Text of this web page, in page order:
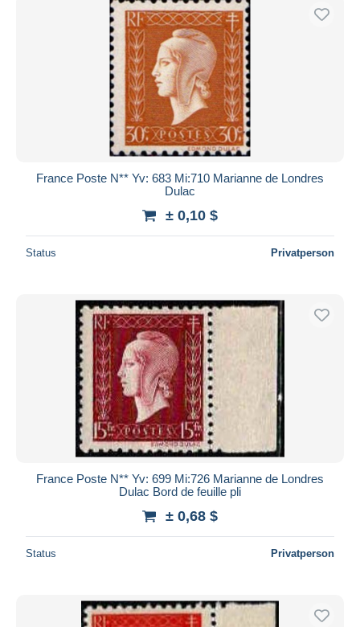
France Poste N** Yv: 683 Mi:710 Marianne de Londres
Dulac
± 0,10 $
Status Privatperson
France Poste N** Yv: 699 Mi:726 Marianne de Londres
Dulac Bord de feuille pli
± 0,68 $
Status Privatperson